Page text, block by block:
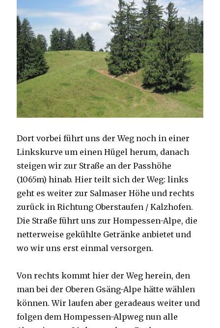
Dort vorbei führt uns der Weg noch in einer
Linkskurve um einen Hügel herum, danach
steigen wir zur Straße an der Passhöhe
(1065m) hinab. Hier teilt sich der Weg: links
geht es weiter zur Salmaser Höhe und rechts
zurück in Richtung Oberstaufen / Kalzhofen.
Die Straße führt uns zur Hompessen-Alpe, die
netterweise gekühlte Getränke anbietet und
wo wir uns erst einmal versorgen.
Von rechts kommt hier der Weg herein, den
man bei der Oberen Gsäng-Alpe hätte wählen
können. Wir laufen aber geradeaus weiter und
folgen dem Hompessen-Alpweg nun alle